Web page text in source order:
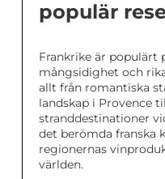
populär
Frankrike är populärt
mångsidighet och
allt från romantiska
landskap i Provence
stranddestinationer
det berömda franska
regionernas
världen.